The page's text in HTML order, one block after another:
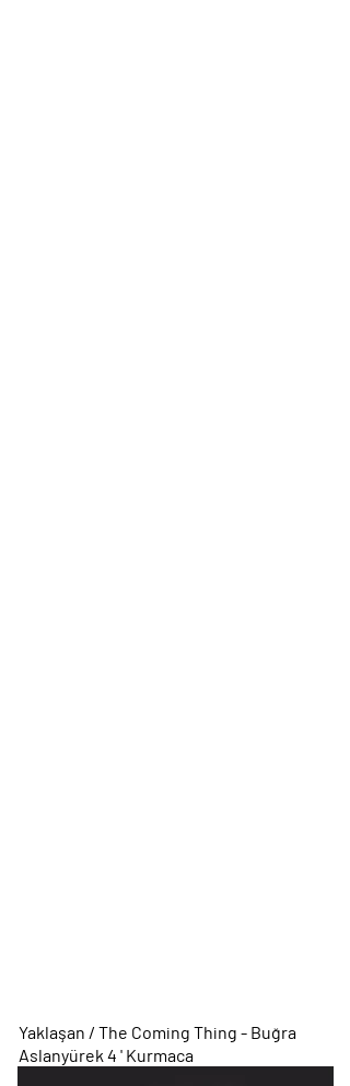
Yaklaşan / The Coming Thing - Buğra
Aslanyürek 4 ' Kurmaca